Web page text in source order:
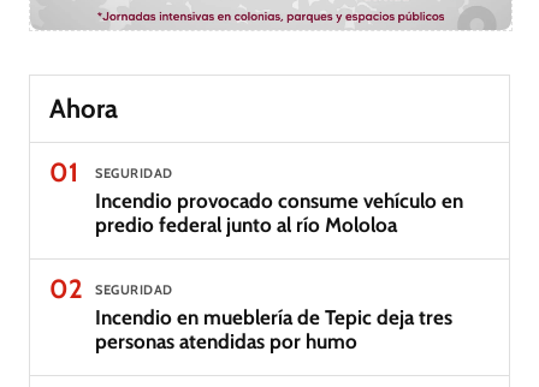
Ahora
01
SEGURIDAD
Incendio provocado consume vehículo en
predio federal junto al río Mololoa
02 SEGURIDAD
Incendio en mueblería de Tepic deja tres
personas atendidas por humo